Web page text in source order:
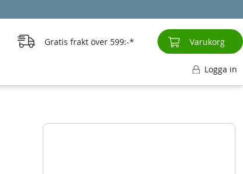
Gratis frakt över 599:- Varukorg
Logga in